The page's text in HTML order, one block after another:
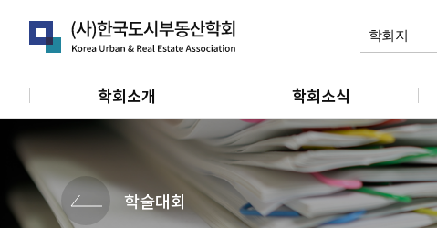
학회소개
연혁
정관
학회소식
공지사항
학회활동
관련소식
학술대회